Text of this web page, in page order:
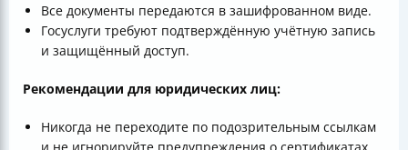
Все документы передаются в зашифрованном виде.
Госуслуги требуют подтверждённую учётную запись
и защищённый доступ.
Рекомендации для юридических лиц:
Никогда не переходите по подозрительным ссылкам